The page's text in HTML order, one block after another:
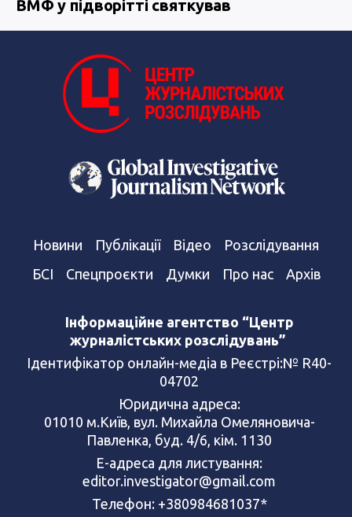
ВМФ у підворітті святкував
Новини Публікації Відео
Розслідування
БСІ
Спецпроєкти Думки Про нас Архів
Інформаційне агентство “Центр
журналістських розслідувань”
Ідентифікатор онлайн-медіа в Реєстрі:№ R40-
04702
Юридична адреса:
01010 м.Київ, вул. Михайла Омеляновича-
Павленка, буд. 4/6, кім. 1130
Е-адреса для листування:
editor.investigator@gmail.com
Телефон: +380984681037*